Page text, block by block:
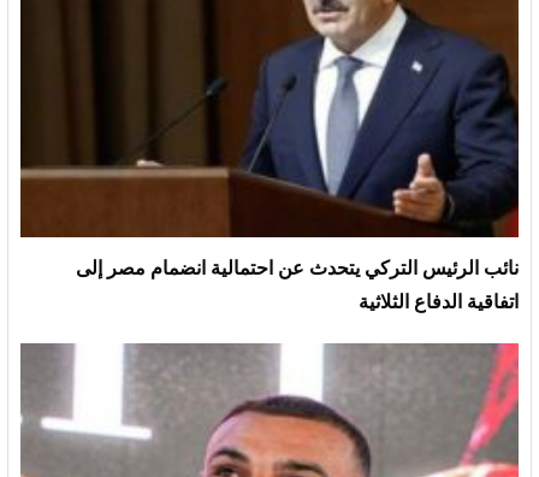
نائب الرئيس التركي يتحدث عن احتمالية انضمام مصر إلى
اتفاقية الدفاع الثلاثية